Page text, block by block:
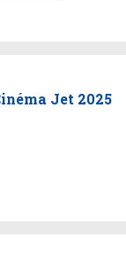
Jet 2025